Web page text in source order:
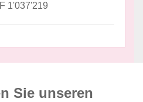
1'037'219
Sie unseren